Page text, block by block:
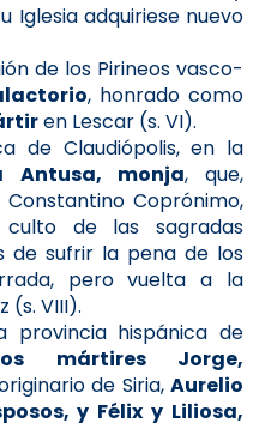
Iglesia adquiriese nuevo
de los Pirineos vasco-
, honrado como
en Lescar (s. VI).
de Claudiópolis, en la
Antusa, monja, que,
Coprónimo,
de las sagradas
de sufrir la pena de los
pero vuelta a la
(s. VIII).
provincia hispánica de
mártires Jorge,
de Siria, Aurelio
y Félix y Liliosa,